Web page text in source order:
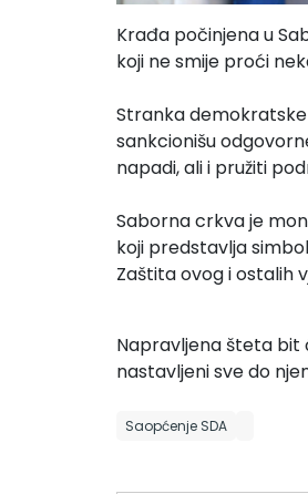
Krađa počinjena u
koji ne smije proći
Stranka
sankcionišu
napadi, ali i pružiti
Saborna crkva je
koji predstavlja
Zaštita ovog i ostalih
Napravljena šteta bit
nastavljeni sve do
Saopćenje SDA